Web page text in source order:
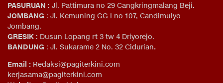
PASURUAN : Jl. Pattimura no 29 Cangkringmalang Beji.
JOMBANG : Jl. Kemuning GG I no 107, Candimulyo
Jombang.
GRESIK : Dusun Lopang rt 3 tw 4 Driyorejo.
BANDUNG : Jl. Sukarame 2 No. 32 Cidurian.
Email : Redaksi@pagiterkini.com
kerjasama@pagiterkini.com